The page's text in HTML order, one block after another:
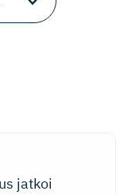
jatkoi